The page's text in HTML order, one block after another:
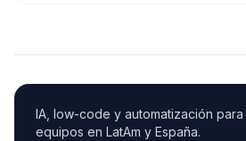
IA, low-code y automatización para
equipos en LatAm y España.